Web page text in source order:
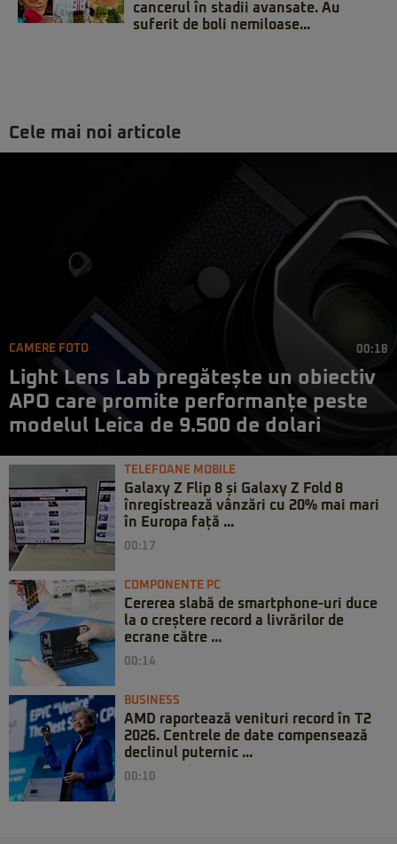
cancerul în stadii avansate. Au
suferit de boli nemiloase...
Cele mai noi articole
CAMERE FOTO 00:18
Light Lens Lab pregătește un obiectiv
APO care promite performanțe peste
modelul Leica de 9.500 de dolari
TELEFOANE MOBILE
Galaxy Z Flip 8 și Galaxy Z Fold 8
înregistrează vânzări cu 20% mai mari
în Europa față ...
00:17
COMPONENTE PC
Cererea slabă de smartphone-uri duce
la o creștere record a livrărilor de
ecrane către ...
00:14
BUSINESS
AMD raportează venituri record în T2
2026. Centrele de date compensează
declinul puternic ...
00:10